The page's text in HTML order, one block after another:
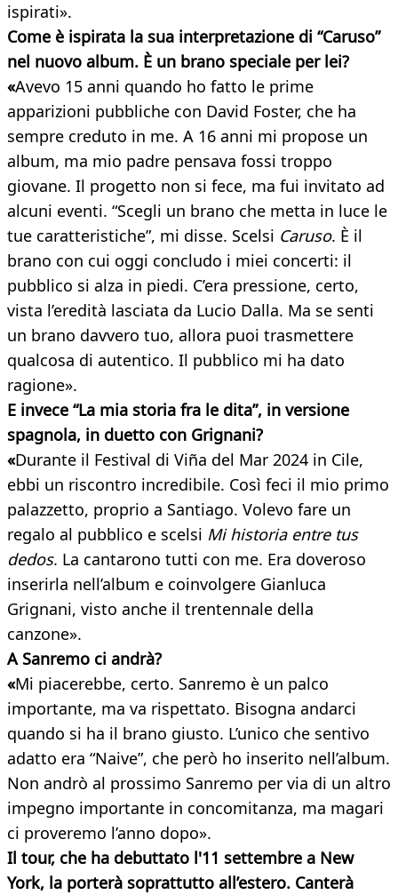
ispirati».
Come è ispirata la sua interpretazione di “Caruso”
nel nuovo album. È un brano speciale per lei?
«Avevo 15 anni quando ho fatto le prime
apparizioni pubbliche con David Foster, che ha
sempre creduto in me. A 16 anni mi propose un
album, ma mio padre pensava fossi troppo
giovane. Il progetto non si fece, ma fui invitato ad
alcuni eventi. “Scegli un brano che metta in luce le
tue caratteristiche”, mi disse. Scelsi Caruso. È il
brano con cui oggi concludo i miei concerti: il
pubblico si alza in piedi. C’era pressione, certo,
vista l’eredità lasciata da Lucio Dalla. Ma se senti
un brano davvero tuo, allora puoi trasmettere
qualcosa di autentico. Il pubblico mi ha dato
ragione».
E invece “La mia storia fra le dita”, in versione
spagnola, in duetto con Grignani?
«Durante il Festival di Viña del Mar 2024 in Cile,
ebbi un riscontro incredibile. Così feci il mio primo
palazzetto, proprio a Santiago. Volevo fare un
regalo al pubblico e scelsi Mi historia entre tus
dedos. La cantarono tutti con me. Era doveroso
inserirla nell’album e coinvolgere Gianluca
Grignani, visto anche il trentennale della
canzone».
A Sanremo ci andrà?
«Mi piacerebbe, certo. Sanremo è un palco
importante, ma va rispettato. Bisogna andarci
quando si ha il brano giusto. L’unico che sentivo
adatto era “Naive”, che però ho inserito nell’album.
Non andrò al prossimo Sanremo per via di un altro
impegno importante in concomitanza, ma magari
ci proveremo l’anno dopo».
Il tour, che ha debuttato l'11 settembre a New
York, la porterà soprattutto all’estero. Canterà